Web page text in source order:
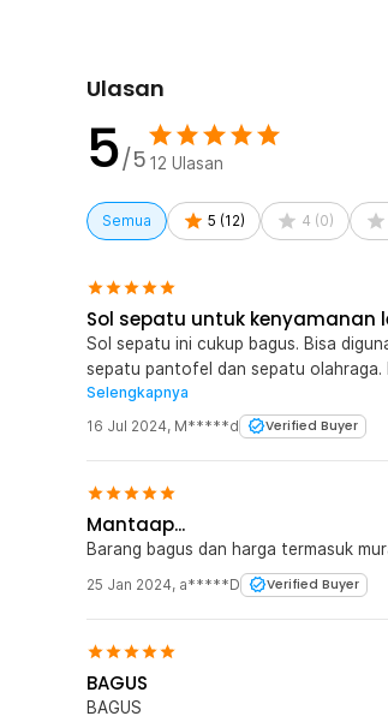
Ulasan
5/5 12 Ulasan
Semua 5 (12) 4 (0)
Sol sepatu untuk kenyamanan
Sol sepatu ini cukup bagus. Bisa
sepatu pantofel dan sepatu olahraga.
ingin kenyamanan lebih saat sepatu,
Selengkapnya
16 Jul 2024, M*****d Verified Buyer
Mantaap...
Barang bagus dan harga termasuk
25 Jan 2024, a*****D Verified Buyer
BAGUS
BAGUS